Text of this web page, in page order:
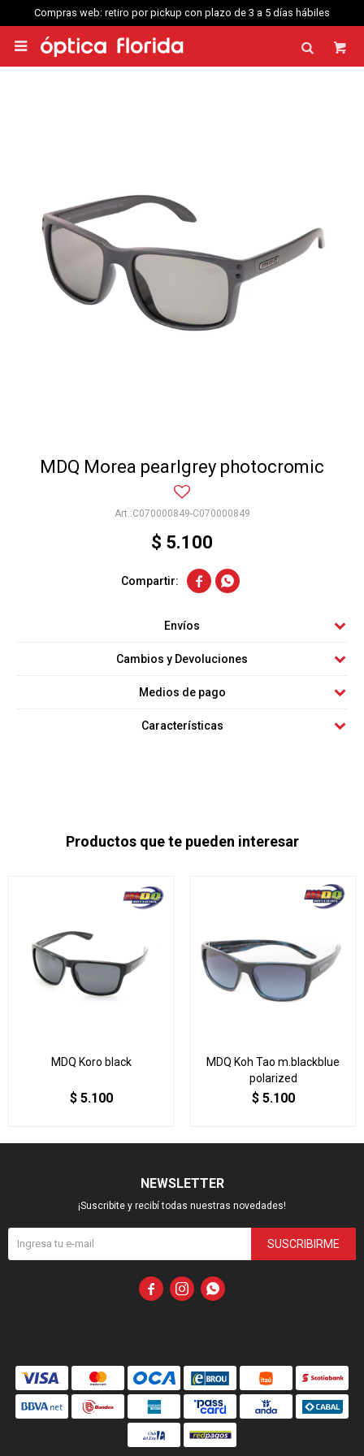
Compras web: retiro por pickup con plazo de 3 a 5 días hábiles

MDQ Morea pearlgrey photocromic
C070000849-C070000849
$ 5.100
 
Envíos
Cambios y Devoluciones
Medios de pago
Características
Productos que te pueden interesar
MDQ Koro black
$ 5.100
MDQ Koh Tao m.blackblue
polarized
$ 5.100
NEWSLETTER
¡Suscribite y recibí todas nuestras novedades!
SUSCRIBIRME
  